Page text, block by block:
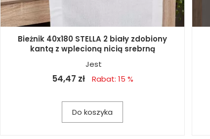
Bieżnik 40x180 STELLA 2 biały zdobiony
kantą z wplecioną nicią srebrną
Jest
54,47 zł Rabat: 15 %
Do koszyka